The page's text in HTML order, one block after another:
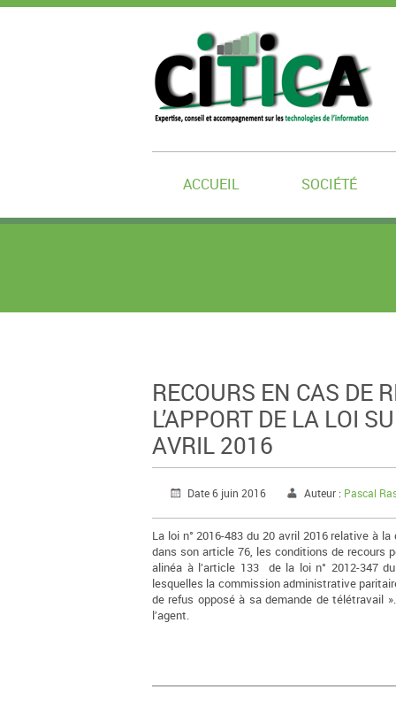
ACCUEIL SOCIÉTÉ
RECOURS EN CAS DE
L’APPORT DE LA LOI
AVRIL 2016
Date 6 juin 2016 Auteur : Pascal
La loi n° 2016-483 du 20 avril 2016 relative à
dans son article 76, les conditions de recours
alinéa à l’article 133 de la loi n° 2012-347
lesquelles la commission administrative
de refus opposé à sa demande de télétravail
l’agent.